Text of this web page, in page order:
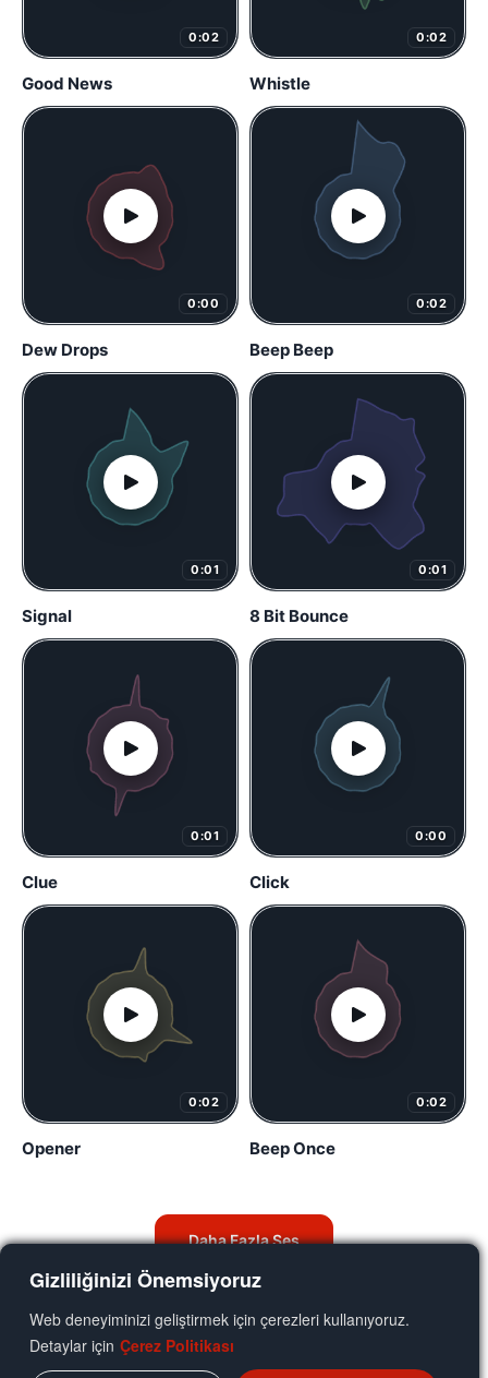
Gizliliğinizi Önemsiyoruz
Web deneyiminizi geliştirmek için çerezleri kullanıyoruz.
Detaylar için Çerez Politikası
0:02
Good News
0:02
Whistle
0:00
Dew Drops
0:02
Beep Beep
0:01
Signal
0:01
8 Bit Bounce
0:01
Clue
0:00
Click
0:02
Opener
0:02
Beep Once
Daha Fazla Ses